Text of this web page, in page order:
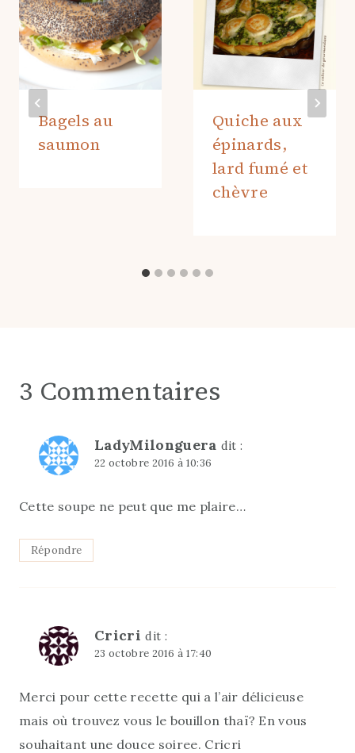
Bagels au
saumon
Quiche aux
épinards,
lard fumé et
chèvre
3 Commentaires
LadyMilonguera dit :
22 octobre 2016 à 10:36
Cette soupe ne peut que me plaire…
Répondre
Cricri dit :
23 octobre 2016 à 17:40
Merci pour cette recette qui a l’air délicieuse
mais où trouvez vous le bouillon thaï? En vous
souhaitant une douce soiree. Cricri